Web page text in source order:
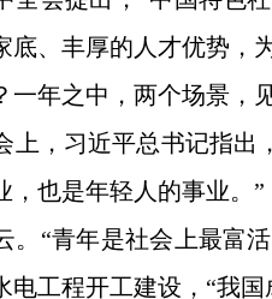
底、丰厚的人才优势，
一年之中，两个场景，
上，习近平总书记指出
，也是年轻人的事业。”
。“青年是社会上最富
电工程开工建设，“我